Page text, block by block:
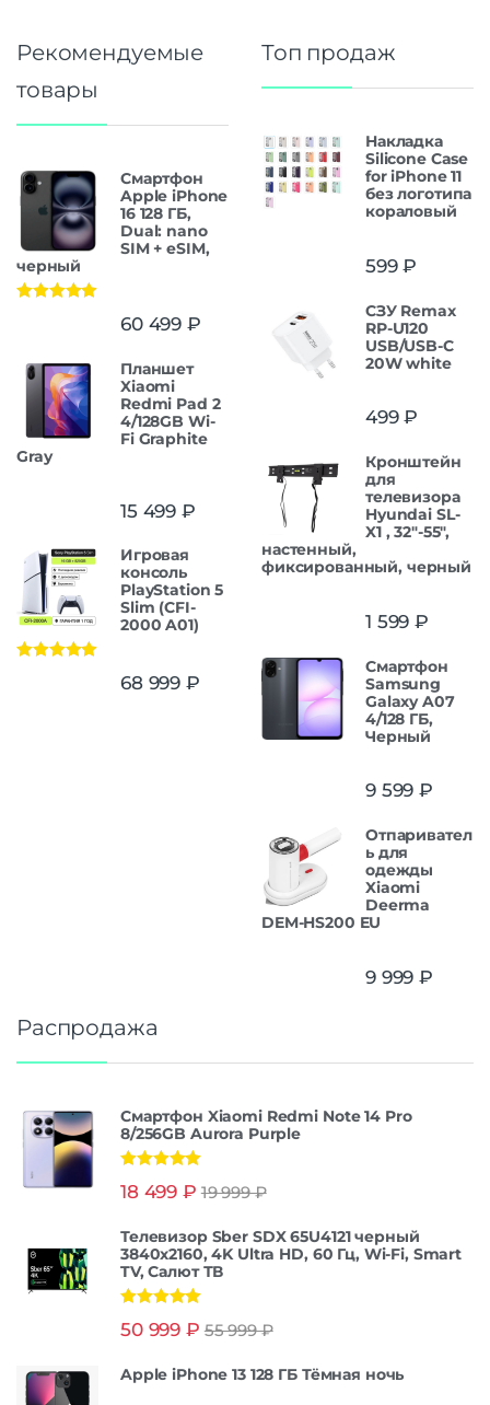
Рекомендуемые
товары
Смартфон
Apple iPhone
16 128 ГБ,
Dual: nano
SIM + eSIM,
черный
60 499 ₽
Планшет
Xiaomi
Redmi Pad 2
4/128GB Wi-
Fi Graphite
Gray
15 499 ₽
Игровая
консоль
PlayStation 5
Slim (CFI-
2000 A01)
68 999 ₽
Топ продаж
Накладка
Silicone Case
for iPhone 11
без логотипа
кораловый
599₽
СЗУ Remax
RP-U120
USB/USB-C
20W white
499₽
Кронштейн
для
телевизора
Hyundai SL-
X1 , 32"-55",
настенный,
фиксированный, черный
1 599 ₽
Смартфон
Samsung
Galaxy A07
4/128 ГБ,
Черный
9 599 ₽
Отпаривател
ь для
одежды
Xiaomi
Deerma
DEM-HS200 EU
9 999 ₽
Распродажа
Смартфон Xiaomi Redmi Note 14 Pro
8/256GB Aurora Purple
из 5
18 499 ₽ 19 999₽
Телевизор Sber SDX 65U4121 черный
3840x2160, 4K Ultra HD, 60 Гц, Wi-Fi, Smart
TV, Салют ТВ
из 5
50 999 ₽ 55 999₽
Apple iPhone 13 128 ГБ Тёмная ночь